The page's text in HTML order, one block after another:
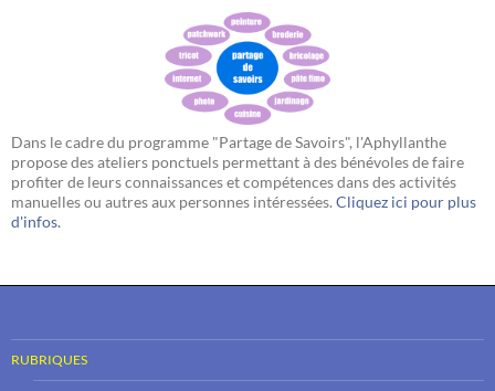
Dans le cadre du programme "Partage de Savoirs", l'Aphyllanthe
propose des ateliers ponctuels permettant à des bénévoles de faire
profiter de leurs connaissances et compétences dans des activités
manuelles ou autres aux personnes intéressées. Cliquez ici pour plus
d'infos.
RUBRIQUES